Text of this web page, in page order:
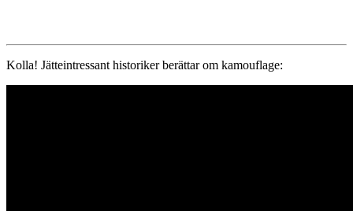
Kolla! Jätteintressant historiker berättar om kamouflage: